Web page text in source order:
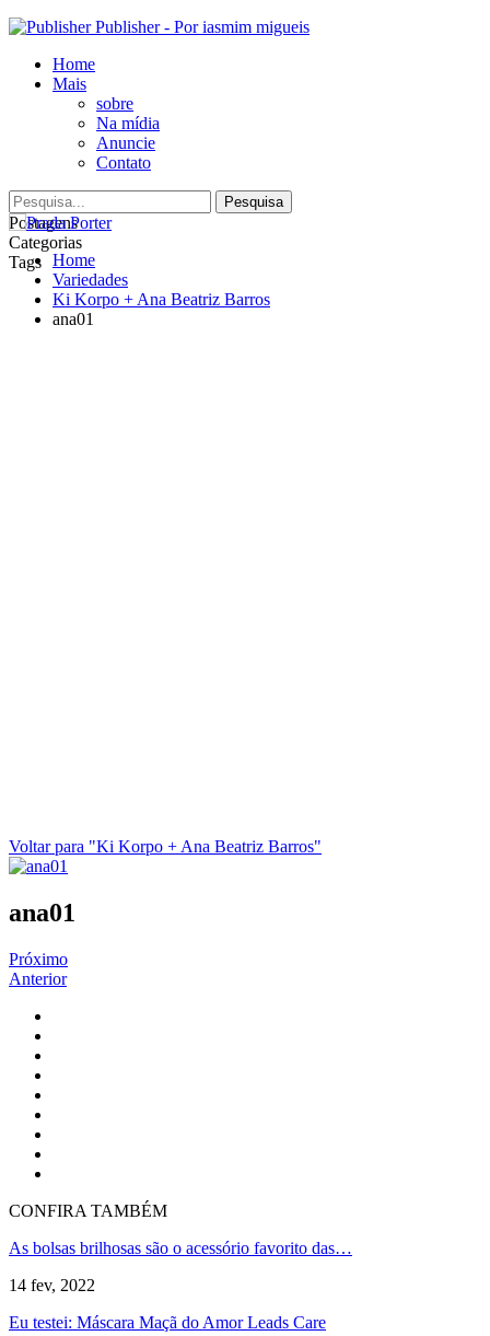
Publisher - Por iasmim migueis
Home
Mais
sobre
Na mídia
Anuncie
Contato
Postagens
Categorias
Tags Home
Variedades
Ki Korpo + Ana Beatriz Barros
ana01
Voltar para "Ki Korpo + Ana Beatriz Barros"
ana01
Próximo
Anterior
CONFIRA TAMBÉM
As bolsas brilhosas são o acessório favorito das…
14 fev, 2022
Eu testei: Máscara Maçã do Amor Leads Care